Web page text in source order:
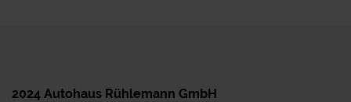
2024 Autohaus Rühlemann GmbH